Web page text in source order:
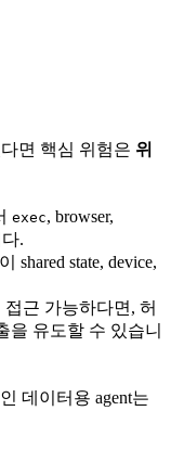
면 핵심 위험은 위
exec, browser,
.
shared state, device,
접근 가능하다면, 허
을 유도할 수 있습니
데이터용 agent는